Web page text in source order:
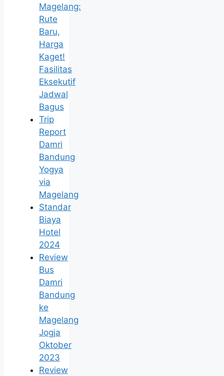
Magelang:
Rute
Baru,
Harga
Kaget!
Fasilitas
Eksekutif
Jadwal
Bagus
Trip
Report
Damri
Bandung
Yogya
via
Magelang
Standar
Biaya
Hotel
2024
Review
Bus
Damri
Bandung
ke
Magelang
Jogja
Oktober
2023
Review